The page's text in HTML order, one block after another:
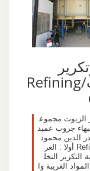
الزيوت/Refining
الزيوت مجموع
جروب عميد
الدين محمود
Refining of oils أولا : الغر
التخل
: 1- المواد الغريبة وا